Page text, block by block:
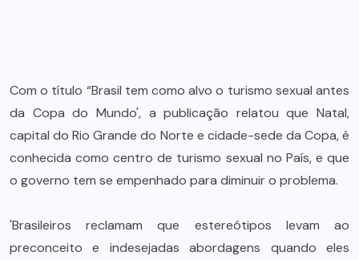
Com o título “Brasil tem como alvo o turismo sexual antes
da Copa do Mundo', a publicação relatou que Natal,
capital do Rio Grande do Norte e cidade-sede da Copa, é
conhecida como centro de turismo sexual no País, e que
o governo tem se empenhado para diminuir o problema.
'Brasileiros reclamam que estereótipos levam ao
preconceito e indesejadas abordagens quando eles